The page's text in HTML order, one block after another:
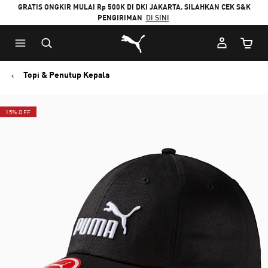
GRATIS ONGKIR MULAI Rp 500K DI DKI JAKARTA. SILAHKAN CEK S&K
PENGIRIMAN DI SINI
Puma Beranda
Topi & Penutup Kepala
15% OFF